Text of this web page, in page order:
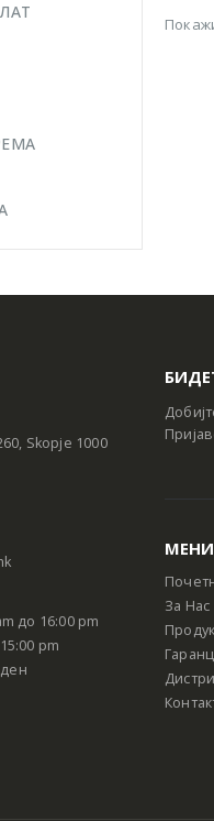
Skopje 1000
до 16:00 pm
pm
МЕНИ
За Нас